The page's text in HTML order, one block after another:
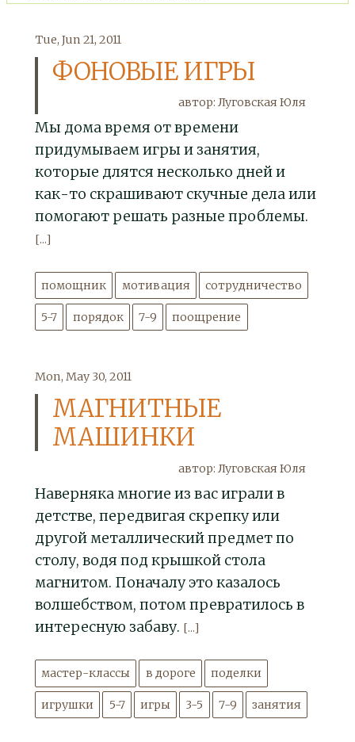
Tue, Jun 21, 2011
ФОНОВЫЕ ИГРЫ
автор: Луговская Юля
Мы дома время от времени
придумываем игры и занятия,
которые длятся несколько дней и
как-то скрашивают скучные дела или
помогают решать разные проблемы.
[...]
помощник мотивация сотрудничество
5-7 порядок 7-9 поощрение
Mon, May 30, 2011
МАГНИТНЫЕ
МАШИНКИ
автор: Луговская Юля
Наверняка многие из вас играли в
детстве, передвигая скрепку или
другой металлический предмет по
столу, водя под крышкой стола
магнитом. Поначалу это казалось
волшебством, потом превратилось в
интересную забаву. [...]
мастер-классы в дороге поделки
игрушки 5-7 игры 3-5 7-9 занятия